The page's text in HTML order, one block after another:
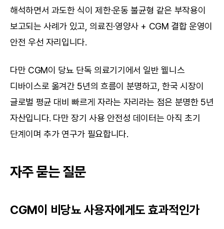
해석하면서 과도한 식이 제한·운동 불균형 같은 부작용이
보고되는 사례가 있고, 의료진·영양사 + CGM 결합 운영이
안전 우선 자리입니다.
다만 CGM이 당뇨 단독 의료기기에서 일반 웰니스
디바이스로 옮겨간 5년의 흐름이 분명하고, 한국 시장이
글로벌 평균 대비 빠르게 자라는 자리라는 점은 분명한 5년
자산입니다. 다만 장기 사용 안전성 데이터는 아직 초기
단계이며 추가 연구가 필요합니다.
자주 묻는 질문
CGM이 비당뇨 사용자에게도 효과적인가